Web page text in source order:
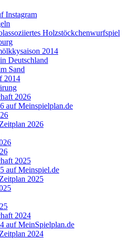
Instagram
Holzstöckchenwurfspiel
2014
Deutschland
Sand
2014
2026
auf Meinspielplan.de
2026
2025
auf Meinspiel.de
2025
2024
auf MeinSpielplan.de
2024